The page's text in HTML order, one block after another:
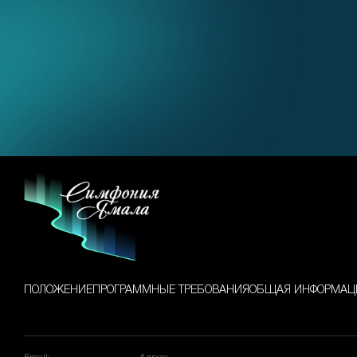
ПОЛОЖЕНИЕ ПРОГРАММНЫЕ ТРЕБОВАНИЯОБЩАЯ